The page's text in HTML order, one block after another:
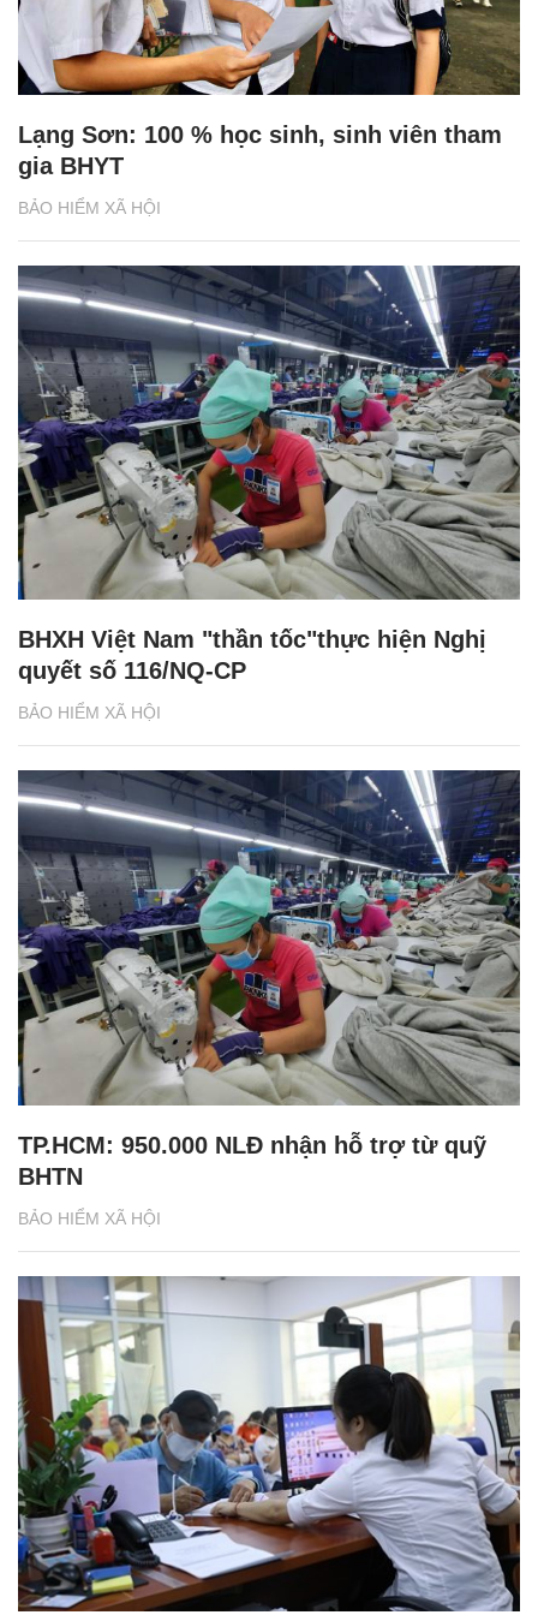
BẢO HIỂM XÃ HỘI
Lạng Sơn: 100 % học sinh, sinh viên tham
gia BHYT
BẢO HIỂM XÃ HỘI
BHXH Việt Nam "thần tốc"thực hiện Nghị
quyết số 116/NQ-CP
BẢO HIỂM XÃ HỘI
TP.HCM: 950.000 NLĐ nhận hỗ trợ từ quỹ
BHTN